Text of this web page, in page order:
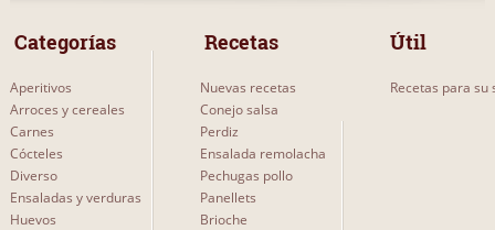
Categorías
Aperitivos
Arroces y cereales
Carnes
Cócteles
Diverso
Ensaladas y verduras
Huevos
Recetas
Nuevas recetas
Conejo salsa
Perdiz
Ensalada remolacha
Pechugas pollo
Panellets
Brioche
Útil
Recetas para su